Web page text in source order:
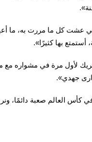
عشت كل ما مررت به، ما
أستمتع بها كثيرًا».
لأول مرة في مشواره مع
جهدي».
كأس العالم صعبة دائمًا،